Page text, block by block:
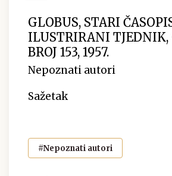
GLOBUS, STARI
ILUSTRIRANI
BROJ 153, 1957.
Nepoznati autori
Sažetak
#Nepoznati autori